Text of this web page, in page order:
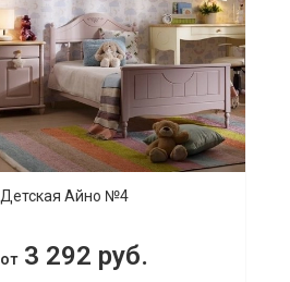
Детская Айно №4
от3 292 руб.